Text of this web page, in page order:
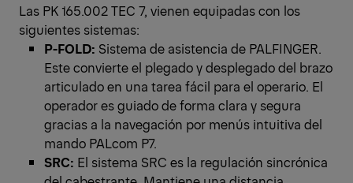
Las PK 165.002 TEC 7, vienen equipadas con los
siguientes sistemas:
P-FOLD: Sistema de asistencia de PALFINGER.
Este convierte el plegado y desplegado del brazo
articulado en una tarea fácil para el operario. El
operador es guiado de forma clara y segura
gracias a la navegación por menús intuitiva del
mando PALcom P7.
SRC: El sistema SRC es la regulación sincrónica